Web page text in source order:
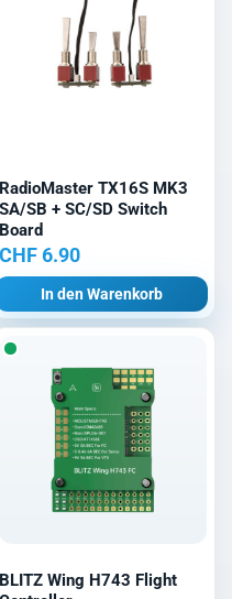
RadioMaster TX16S MK3
SA/SB + SC/SD Switch
Board
CHF6.90
In den Warenkorb
BLITZ Wing H743 Flight